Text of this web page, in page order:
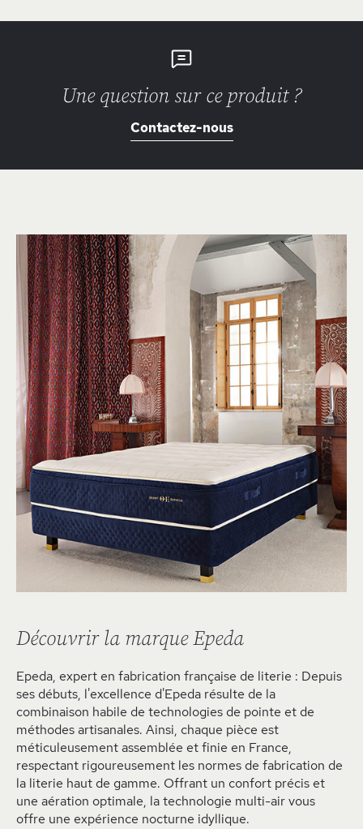
Une question sur ce produit ?
Contactez-nous
Découvrir la marque Epeda
Epeda, expert en fabrication française de literie : Depuis
ses débuts, l'excellence d'Epeda résulte de la
combinaison habile de technologies de pointe et de
méthodes artisanales. Ainsi, chaque pièce est
méticuleusement assemblée et finie en France,
respectant rigoureusement les normes de fabrication de
la literie haut de gamme. Offrant un confort précis et
une aération optimale, la technologie multi-air vous
offre une expérience nocturne idyllique.